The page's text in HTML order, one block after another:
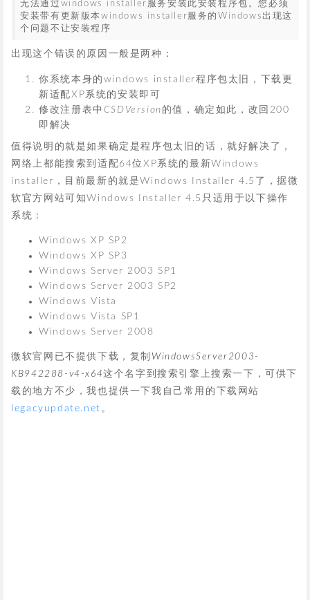
无法通过windows installer服务安装此安装程序包。您必须
安装带有更新版本windows installer服务的Windows出现这
个问题不让安装程序
出现这个错误的原因一般是两种：
你系统本身的windows installer程序包太旧，下载更
新适配XP系统的安装即可
修改注册表中 CSDVersion 的值，确定如此，改回200
即解决
值得说明的就是如果确定是程序包太旧的话，就好解决了，
网络上都能搜索到适配64位XP系统的最新Windows
installer，目前最新的就是Windows Installer 4.5了，据微
软官方网站可知Windows Installer 4.5只适用于以下操作
系统：
Windows XP SP2
Windows XP SP3
Windows Server 2003 SP1
Windows Server 2003 SP2
Windows Vista
Windows Vista SP1
Windows Server 2008
微软官网已不提供下载，复制 WindowsServer2003-
KB942288-v4-x64这个名字到搜索引擎上搜索一下，可供下
载的地方不少，我也提供一下我自己常用的下载网站
legacyupdate.net 。